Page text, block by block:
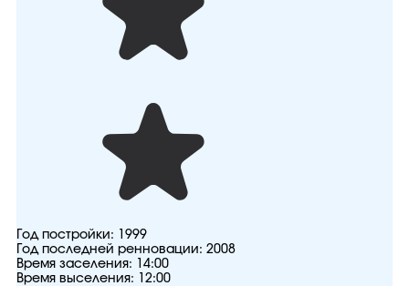
Год постройки:
1999
Год последней ренновации: 2008
Время заселения:
14:00
Время выселения:
12:00